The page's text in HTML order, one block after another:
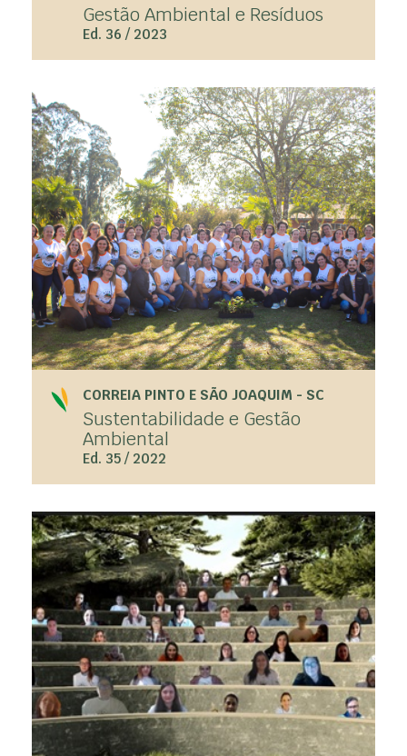
Gestão Ambiental e Resíduos
Ed. 36 / 2023
CORREIA PINTO E SÃO JOAQUIM - SC
Sustentabilidade e Gestão
Ambiental
Ed. 35 / 2022